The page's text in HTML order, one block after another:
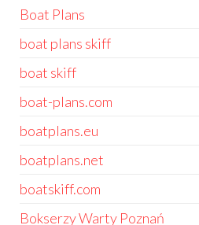
Boat Plans
boat plans skiff
boat skiff
boat-plans.com
boatplans.eu
boatplans.net
boatskiff.com
Bokserzy Warty Poznań